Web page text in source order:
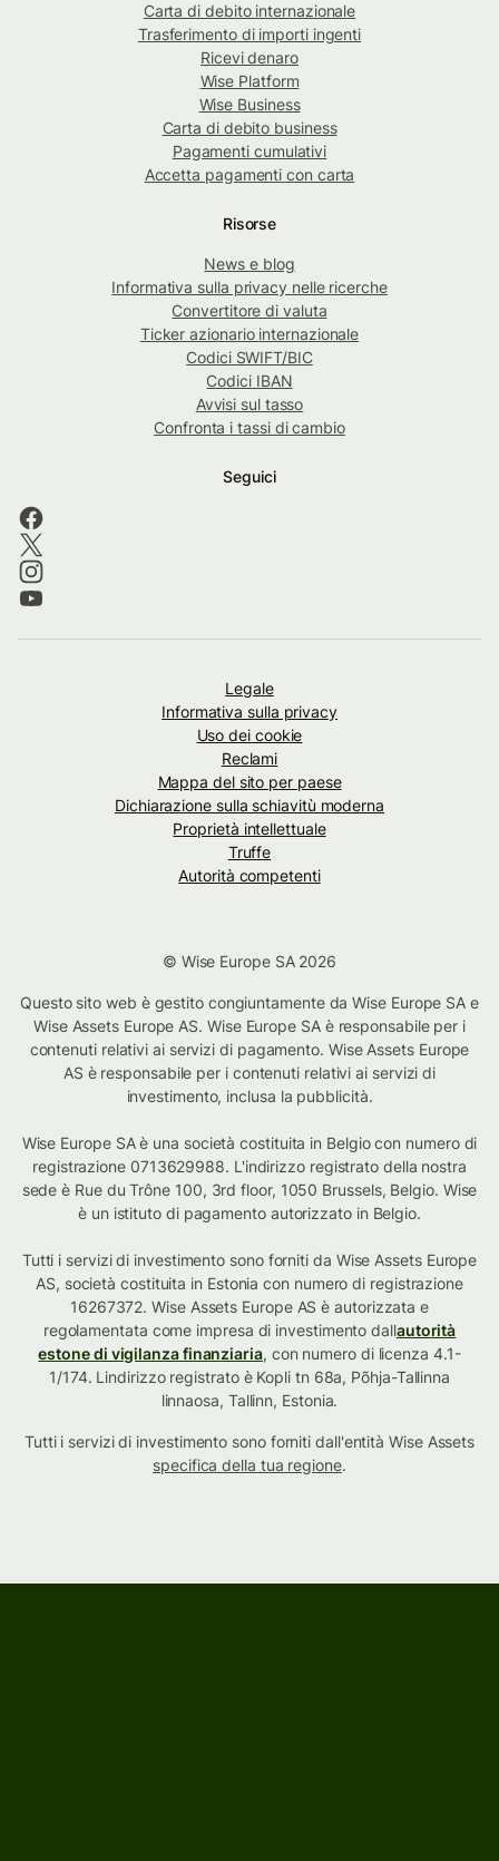
Carta di debito internazionale
Trasferimento di importi ingenti
Ricevi denaro
Wise Platform
Wise Business
Carta di debito business
Pagamenti cumulativi
Accetta pagamenti con carta
Risorse
News e blog
Informativa sulla privacy nelle ricerche
Convertitore di valuta
Ticker azionario internazionale
Codici SWIFT/BIC
Codici IBAN
Avvisi sul tasso
Confronta i tassi di cambio
Seguici
Legale
Informativa sulla privacy
Uso dei cookie
Reclami
Mappa del sito per paese
Dichiarazione sulla schiavitù moderna
Proprietà intellettuale
Truffe
Autorità competenti
© Wise Europe SA 2026
Questo sito web è gestito congiuntamente da Wise Europe SA e
Wise Assets Europe AS. Wise Europe SA è responsabile per i
contenuti relativi ai servizi di pagamento. Wise Assets Europe
AS è responsabile per i contenuti relativi ai servizi di
investimento, inclusa la pubblicità.
Wise Europe SA è una società costituita in Belgio con numero di
registrazione 0713629988. L'indirizzo registrato della nostra
sede è Rue du Trône 100, 3rd floor, 1050 Brussels, Belgio. Wise
è un istituto di pagamento autorizzato in Belgio.
Tutti i servizi di investimento sono forniti da Wise Assets Europe
AS, società costituita in Estonia con numero di registrazione
16267372. Wise Assets Europe AS è autorizzata e
regolamentata come impresa di investimento dallautorità
estone di vigilanza finanziaria, con numero di licenza 4.1-
1/174. Lindirizzo registrato è Kopli tn 68a, Põhja-Tallinna
linnaosa, Tallinn, Estonia.
Tutti i servizi di investimento sono forniti dall'entità Wise Assets
specifica della tua regione.